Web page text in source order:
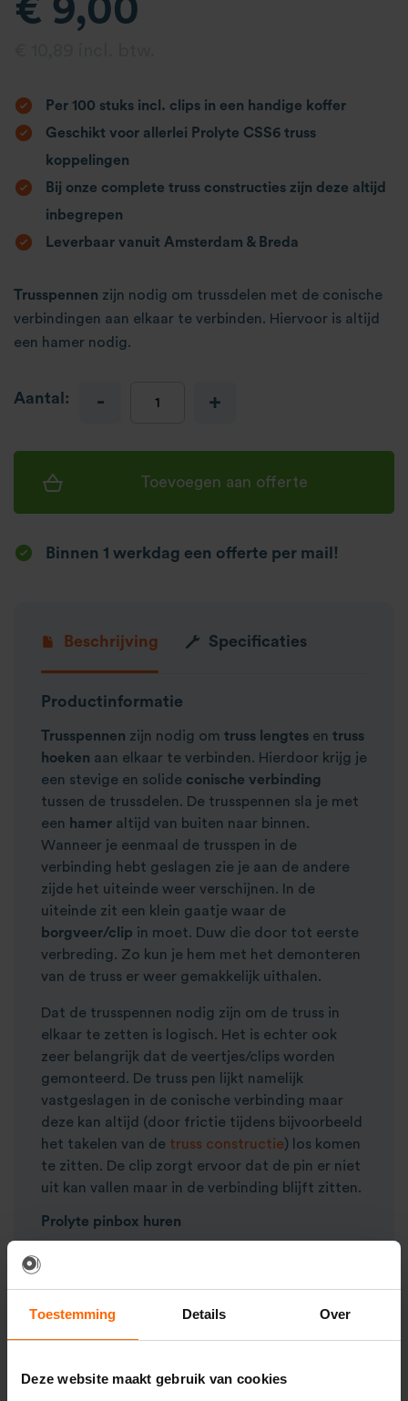
Toestemming Details Over
Deze website maakt gebruik van cookies
€ 9,00
Per 100 stuks incl. clips in een handige koffer
Geschikt voor allerlei Prolyte CSS6 truss
koppelingen
Bij onze complete truss constructies zijn deze altijd
inbegrepen
Leverbaar vanuit Amsterdam & Breda
Trusspennen zijn nodig om trussdelen met de conische
verbindingen aan elkaar te verbinden. Hiervoor is altijd
een hamer nodig.
Aantal: - +
Toevoegen aan offerte
Binnen 1 werkdag een offerte per mail!
Beschrijving Specificaties
Productinformatie
Trusspennen zijn nodig om truss lengtes en truss
hoeken aan elkaar te verbinden. Hierdoor krijg je
een stevige en solide conische verbinding
tussen de trussdelen. De trusspennen sla je met
een hamer altijd van buiten naar binnen.
Wanneer je eenmaal de trusspen in de
verbinding hebt geslagen zie je aan de andere
zijde het uiteinde weer verschijnen. In de
uiteinde zit een klein gaatje waar de
borgveer/clip in moet. Duw die door tot eerste
verbreding. Zo kun je hem met het demonteren
van de truss er weer gemakkelijk uithalen.
Dat de trusspennen nodig zijn om de truss in
elkaar te zetten is logisch. Het is echter ook
zeer belangrijk dat de veertjes/clips worden
gemonteerd. De truss pen lijkt namelijk
vastgeslagen in de conische verbinding maar
deze kan altijd (door frictie tijdens bijvoorbeeld
het takelen van de truss constructie) los komen
te zitten. De clip zorgt ervoor dat de pin er niet
uit kan vallen maar in de verbinding blijft zitten.
Prolyte pinbox huren
pennen erin te slaan of vraag hierom bij jouw
offerteaanvraag.
Per truss serie heb je een verschillend aantal